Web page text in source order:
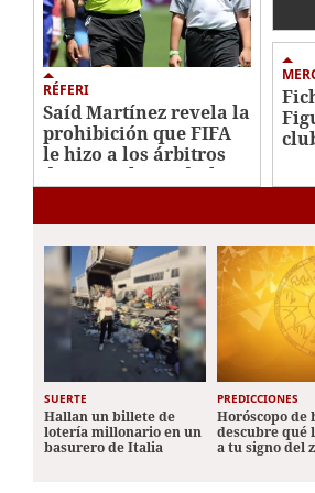
RÉFERI
Saíd Martínez revela la
prohibición que FIFA
le hizo a los árbitros
durante el Mundial
SUERTE
Hallan un billete de
lotería millonario en un
basurero de Italia
PREDICCIONES
Horóscopo de
descubre qué
a tu signo del